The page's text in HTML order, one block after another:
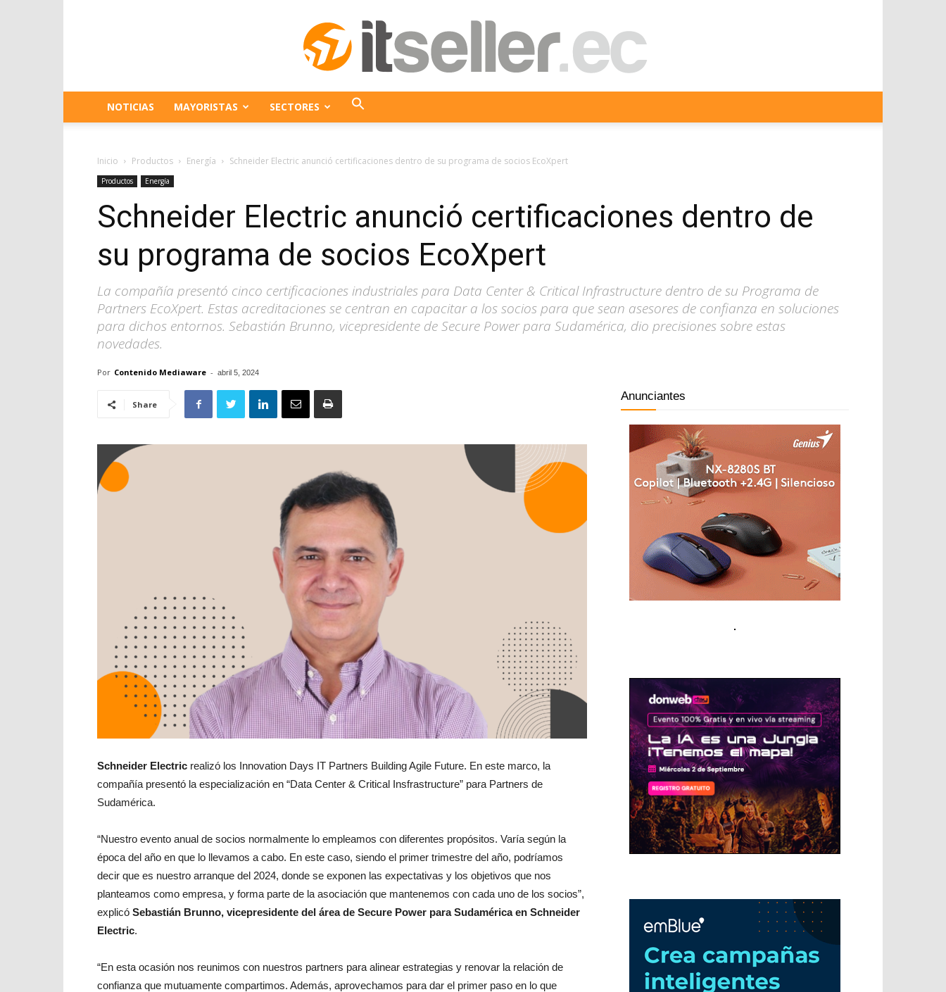
ITseller
Ecuador
NOTICIAS MAYORISTAS SECTORES
Inicio Productos Energía Schneider Electric anunció certificaciones dentro de su programa de socios EcoXpert
Productos Energía
Schneider Electric anunció certificaciones dentro de
su programa de socios EcoXpert
La compañía presentó cinco certificaciones industriales para Data Center & Critical Infrastructure dentro de su Programa de
Partners EcoXpert. Estas acreditaciones se centran en capacitar a los socios para que sean asesores de confianza en soluciones
para dichos entornos. Sebastián Brunno, vicepresidente de Secure Power para Sudamérica, dio precisiones sobre estas
novedades.
Por Contenido Mediaware - abril 5, 2024
Share
Schneider Electric realizó los Innovation Days IT Partners Building Agile Future. En este marco, la
compañía presentó la especialización en “Data Center & Critical Insfrastructure” para Partners de
Sudamérica.
“Nuestro evento anual de socios normalmente lo empleamos con diferentes propósitos. Varía según la
época del año en que lo llevamos a cabo. En este caso, siendo el primer trimestre del año, podríamos
decir que es nuestro arranque del 2024, donde se exponen las expectativas y los objetivos que nos
planteamos como empresa, y forma parte de la asociación que mantenemos con cada uno de los socios”,
explicó Sebastián Brunno, vicepresidente del área de Secure Power para Sudamérica en Schneider
Electric.
“En esta ocasión nos reunimos con nuestros partners para alinear estrategias y renovar la relación de
confianza que mutuamente compartimos. Además, aprovechamos para dar el primer paso en lo que
Anunciantes